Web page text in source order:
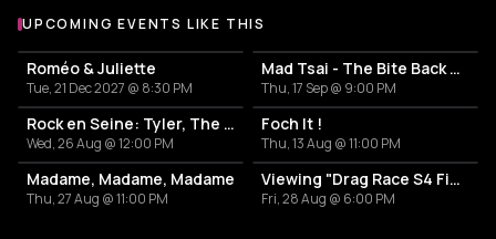
UPCOMING EVENTS LIKE THIS
Roméo & Juliette
Tue, 21 Dec 2027 @ 8:30 PM
Mad Tsai - The Bite Back Tour
Thu, 17 Sep @ 9:00 PM
Rock en Seine: Tyler, The Creator
Wed, 26 Aug @ 12:00 PM
Foch It !
Thu, 13 Aug @ 11:00 PM
Madame, Madame, Madame
Thu, 27 Aug @ 11:00 PM
Viewing "Drag Race S4 Finale" avec Perseo et Creatine Price
Fri, 28 Aug @ 6:00 PM